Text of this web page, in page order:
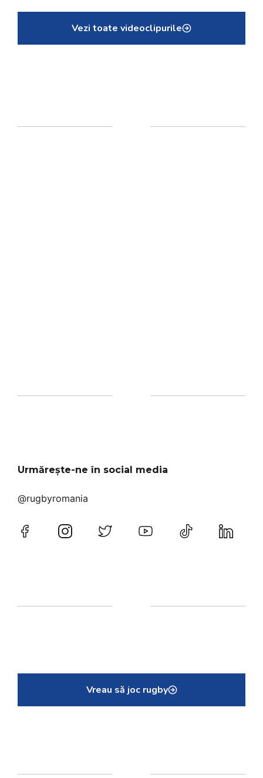
Vezi toate videoclipurile
Urmărește-ne în social media
@rugbyromania
Vreau să joc rugby